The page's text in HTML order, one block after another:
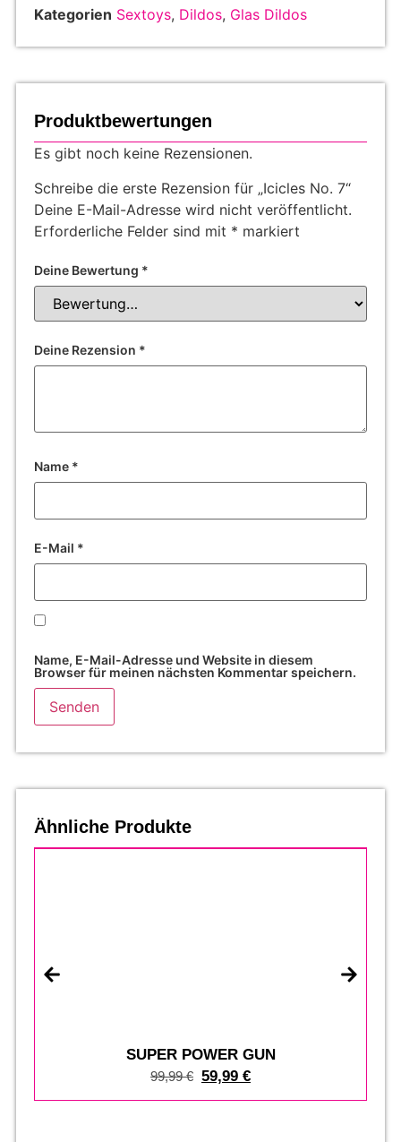
Kategorien Sextoys, Dildos, Glas Dildos
Produktbewertungen
Es gibt noch keine Rezensionen.
Schreibe die erste Rezension für „Icicles No. 7“
Deine E-Mail-Adresse wird nicht veröffentlicht.
Erforderliche Felder sind mit * markiert
Deine Bewertung *
Deine Rezension *
Name *
E-Mail *
Name, E-Mail-Adresse und Website in diesem
Browser für meinen nächsten Kommentar speichern.
Ähnliche Produkte
SUPER POWER GUN
99,99€ 59,99 €